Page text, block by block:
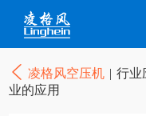
凌格风空压机 | 行业
业的应用